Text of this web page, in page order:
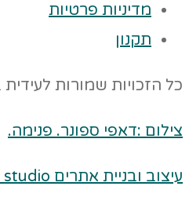
מדיניות פרטיות
תקנון
כל הזכויות שמורות
צילום :דאפי ספונר. פנימה.
עיצוב ובניית אתרים Made with ❤ hazan studio